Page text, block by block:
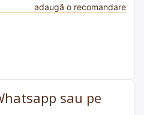
adaugă o recomandare
sau pe